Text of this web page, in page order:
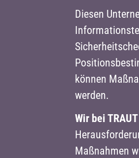
Diesen
können
werden.
Wir bei TRAUT
Maßnahmen